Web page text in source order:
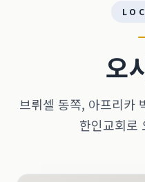
오
브뤼셀 동쪽, 아프리카
한인교회로